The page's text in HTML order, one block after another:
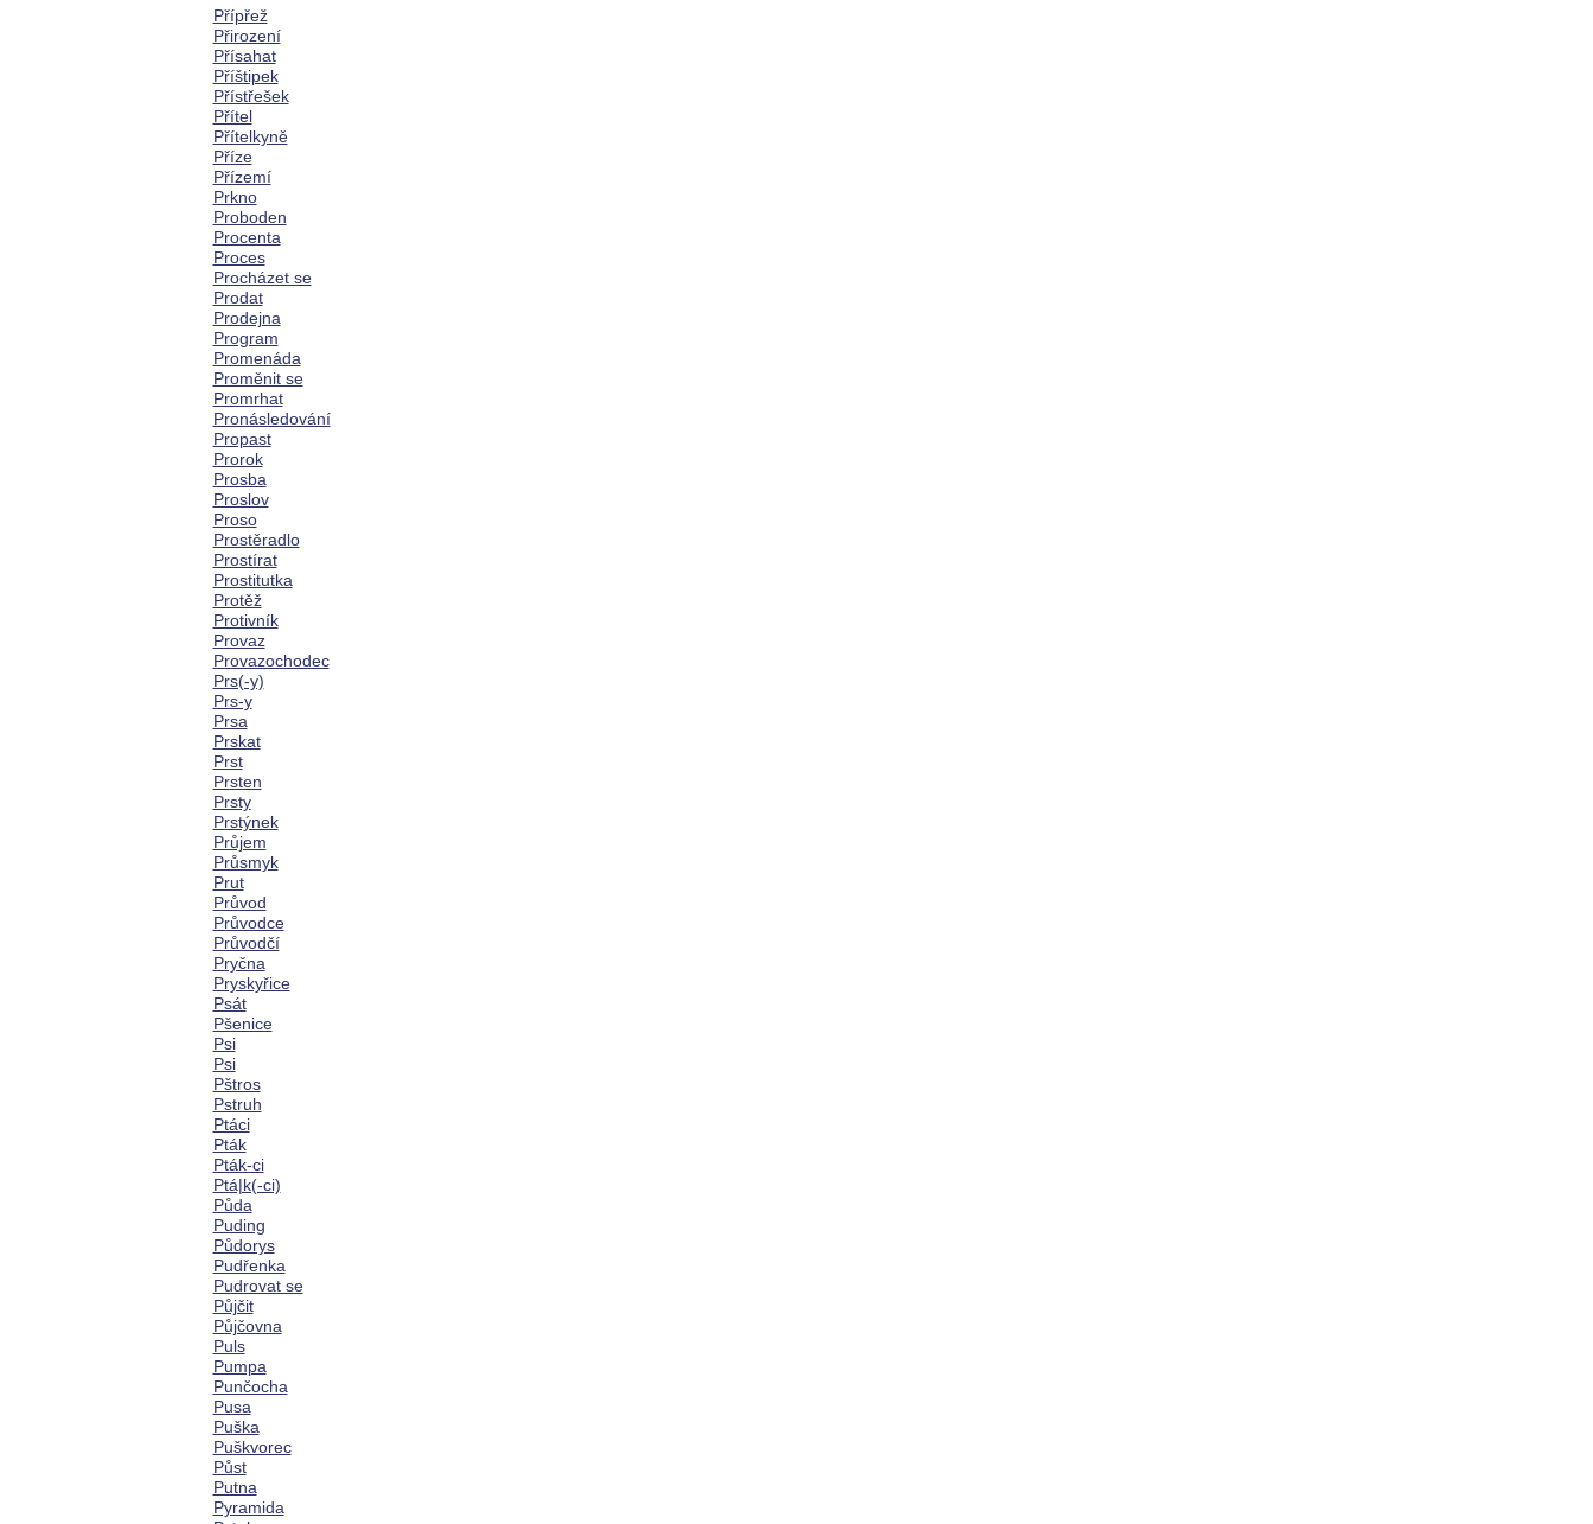
Přípřež
Přirození
Přísahat
Příštipek
Přístřešek
Přítel
Přítelkyně
Příze
Přízemí
Prkno
Proboden
Procenta
Proces
Procházet se
Prodat
Prodejna
Program
Promenáda
Proměnit se
Promrhat
Pronásledování
Propast
Prorok
Prosba
Proslov
Proso
Prostěradlo
Prostírat
Prostitutka
Protěž
Protivník
Provaz
Provazochodec
Prs(-y)
Prs-y
Prsa
Prskat
Prst
Prsten
Prsty
Prstýnek
Průjem
Průsmyk
Prut
Průvod
Průvodce
Průvodčí
Pryčna
Pryskyřice
Psát
Pšenice
Psi
Psi
Pštros
Pstruh
Ptáci
Pták
Pták-ci
Ptá|k(-ci)
Půda
Puding
Půdorys
Pudřenka
Pudrovat se
Půjčit
Půjčovna
Puls
Pumpa
Punčocha
Pusa
Puška
Puškvorec
Půst
Putna
Pyramida